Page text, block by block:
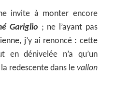
invite à monter encore
Gariglio ; ne l’ayant pas
j’y ai renoncé : cette
en dénivelée n’a qu’un
redescente dans le vallon